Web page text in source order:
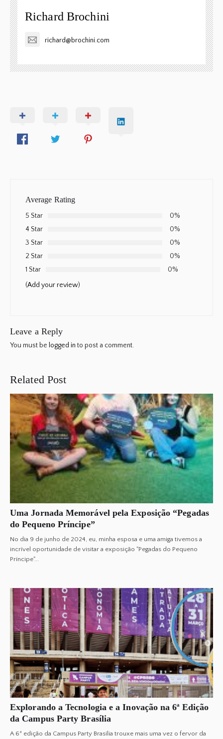
Richard Brochini
richard@brochini.com
Average Rating
5 Star
0%
4 Star
0%
3 Star
0%
2 Star
0%
1 Star
0%
(Add your review)
Leave a Reply
You must be logged into post a comment.
Related Post
Uma Jornada Memorável pela Exposição “Pegadas
do Pequeno Príncipe”
No dia 9 de junho de 2024, eu, minha esposa e uma amiga tivemos a
incrível oportunidade de visitar a exposição "Pegadas do Pequeno
Príncipe"...
Explorando a Tecnologia e a Inovação na 6ª Edição
da Campus Party Brasília
A 6ª edição da Campus Party Brasília trouxe mais uma vez o fervor da